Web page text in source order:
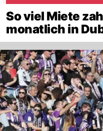
So viel Miete
monatlich in